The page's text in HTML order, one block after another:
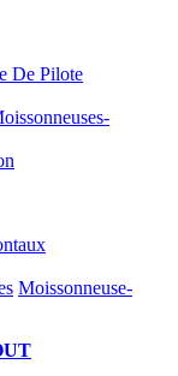
De Pilote
Moissonneuse-